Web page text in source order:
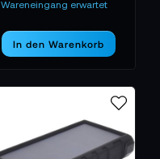
Wareneingang erwartet
In den Warenkorb